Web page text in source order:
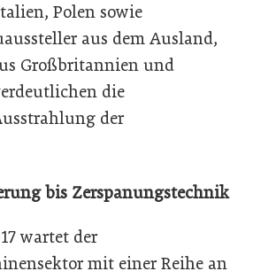
Polen sowie
aus dem Ausland,
Großbritannien und
die
der
bis Zerspanungstechnik
wartet der
mit einer Reihe an